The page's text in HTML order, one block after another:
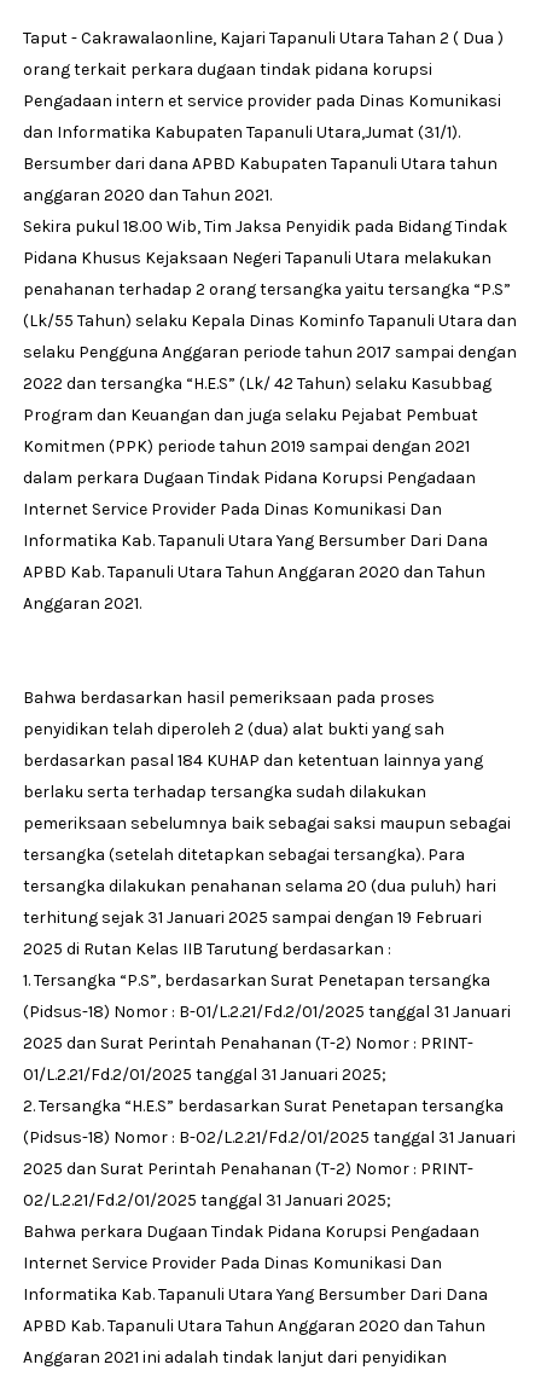
Taput - Cakrawalaonline, Kajari Tapanuli Utara Tahan 2 ( Dua )
orang terkait perkara dugaan tindak pidana korupsi
Pengadaan intern et service provider pada Dinas Komunikasi
dan Informatika Kabupaten Tapanuli Utara,Jumat (31/1).
Bersumber dari dana APBD Kabupaten Tapanuli Utara tahun
anggaran 2020 dan Tahun 2021.
Sekira pukul 18.00 Wib, Tim Jaksa Penyidik pada Bidang Tindak
Pidana Khusus Kejaksaan Negeri Tapanuli Utara melakukan
penahanan terhadap 2 orang tersangka yaitu tersangka “P.S”
(Lk/55 Tahun) selaku Kepala Dinas Kominfo Tapanuli Utara dan
selaku Pengguna Anggaran periode tahun 2017 sampai dengan
2022 dan tersangka “H.E.S” (Lk/ 42 Tahun) selaku Kasubbag
Program dan Keuangan dan juga selaku Pejabat Pembuat
Komitmen (PPK) periode tahun 2019 sampai dengan 2021
dalam perkara Dugaan Tindak Pidana Korupsi Pengadaan
Internet Service Provider Pada Dinas Komunikasi Dan
Informatika Kab. Tapanuli Utara Yang Bersumber Dari Dana
APBD Kab. Tapanuli Utara Tahun Anggaran 2020 dan Tahun
Anggaran 2021.
Bahwa berdasarkan hasil pemeriksaan pada proses
penyidikan telah diperoleh 2 (dua) alat bukti yang sah
berdasarkan pasal 184 KUHAP dan ketentuan lainnya yang
berlaku serta terhadap tersangka sudah dilakukan
pemeriksaan sebelumnya baik sebagai saksi maupun sebagai
tersangka (setelah ditetapkan sebagai tersangka). Para
tersangka dilakukan penahanan selama 20 (dua puluh) hari
terhitung sejak 31 Januari 2025 sampai dengan 19 Februari
2025 di Rutan Kelas IIB Tarutung berdasarkan :
1. Tersangka “P.S”, berdasarkan Surat Penetapan tersangka
(Pidsus-18) Nomor : B-01/L.2.21/Fd.2/01/2025 tanggal 31 Januari
2025 dan Surat Perintah Penahanan (T-2) Nomor : PRINT-
01/L.2.21/Fd.2/01/2025 tanggal 31 Januari 2025;
2. ⁠Tersangka “H.E.S” berdasarkan Surat Penetapan tersangka
(Pidsus-18) Nomor : B-02/L.2.21/Fd.2/01/2025 tanggal 31 Januari
2025 dan Surat Perintah Penahanan (T-2) Nomor : PRINT-
02/L.2.21/Fd.2/01/2025 tanggal 31 Januari 2025;
Bahwa perkara Dugaan Tindak Pidana Korupsi Pengadaan
Internet Service Provider Pada Dinas Komunikasi Dan
Informatika Kab. Tapanuli Utara Yang Bersumber Dari Dana
APBD Kab. Tapanuli Utara Tahun Anggaran 2020 dan Tahun
Anggaran 2021 ini adalah tindak lanjut dari penyidikan